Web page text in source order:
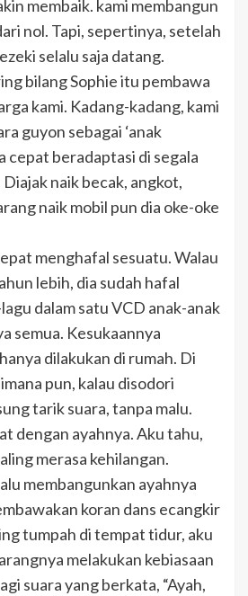
membaik. kami membangun
nol. Tapi, sepertinya, setelah
selalu saja datang.
bilang Sophie itu pembawa
kami. Kadang-kadang, kami
guyon sebagai ‘anak
cepat beradaptasi di segala
naik becak, angkot,
naik mobil pun dia oke-oke
menghafal sesuatu. Walau
lebih, dia sudah hafal
dalam satu VCD anak-anak
semua. Kesukaannya
dilakukan di rumah. Di
pun, kalau disodori
tarik suara, tanpa malu.
dengan ayahnya. Aku tahu,
merasa kehilangan.
membangunkan ayahnya
koran dans ecangkir
tumpah di tempat tidur, aku
melakukan kebiasaan
suara yang berkata, “Ayah,